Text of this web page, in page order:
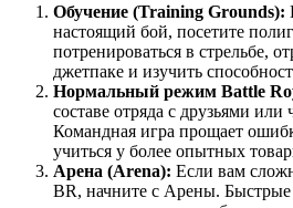
Обучение (Training Grounds):
настоящий бой, посетите
потренироваться в стрельбе,
джетпаке и изучить
Нормальный режим Battle
составе отряда с друзьями или
Командная игра прощает
учиться у более опытных
Арена (Arena): Если вам
BR, начните с Арены.